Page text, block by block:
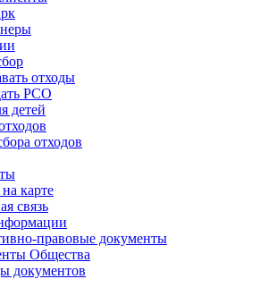
отходы
РСО
детей
отходов
карте
связь
правовые документы
Общества
документов